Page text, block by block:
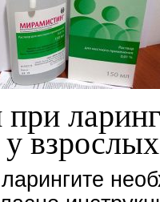
взрослых